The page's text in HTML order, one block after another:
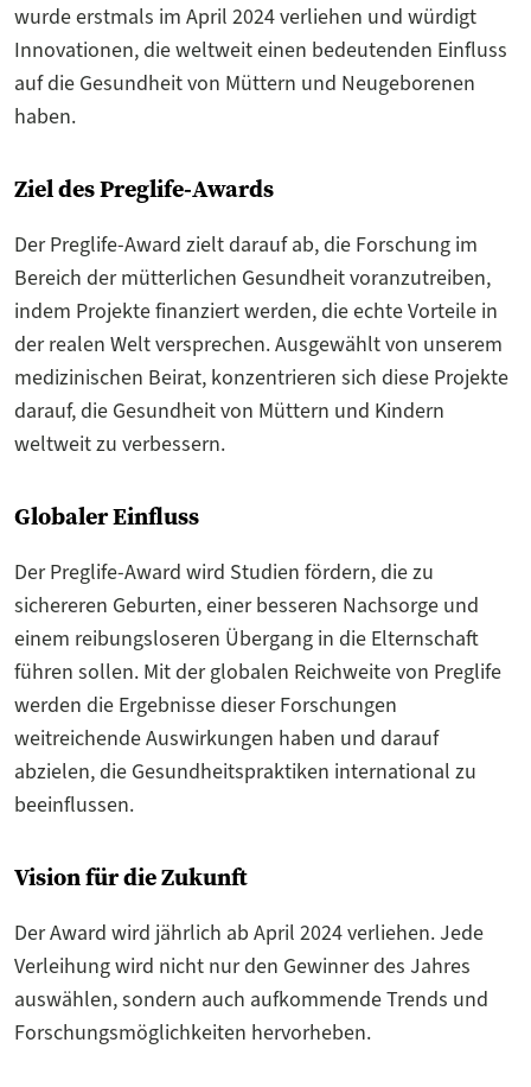
wurde erstmals im April 2024 verliehen und würdigt
Innovationen, die weltweit einen bedeutenden Einfluss
auf die Gesundheit von Müttern und Neugeborenen
haben.
Ziel des Preglife-Awards
Der Preglife-Award zielt darauf ab, die Forschung im
Bereich der mütterlichen Gesundheit voranzutreiben,
indem Projekte finanziert werden, die echte Vorteile in
der realen Welt versprechen. Ausgewählt von unserem
medizinischen Beirat, konzentrieren sich diese Projekte
darauf, die Gesundheit von Müttern und Kindern
weltweit zu verbessern.
Globaler Einfluss
Der Preglife-Award wird Studien fördern, die zu
sichereren Geburten, einer besseren Nachsorge und
einem reibungsloseren Übergang in die Elternschaft
führen sollen. Mit der globalen Reichweite von Preglife
werden die Ergebnisse dieser Forschungen
weitreichende Auswirkungen haben und darauf
abzielen, die Gesundheitspraktiken international zu
beeinflussen.
Vision für die Zukunft
Der Award wird jährlich ab April 2024 verliehen. Jede
Verleihung wird nicht nur den Gewinner des Jahres
auswählen, sondern auch aufkommende Trends und
Forschungsmöglichkeiten hervorheben.